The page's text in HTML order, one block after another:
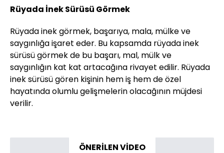
Rüyada İnek Sürüsü Görmek
Rüyada inek görmek, başarıya, mala, mülke ve
saygınlığa işaret eder. Bu kapsamda rüyada inek
sürüsü görmek de bu başarı, mal, mülk ve
saygınlığın kat kat artacağına rivayet edilir. Rüyada
inek sürüsü gören kişinin hem iş hem de özel
hayatında olumlu gelişmelerin olacağının müjdesi
verilir.
ÖNERİLEN VİDEO